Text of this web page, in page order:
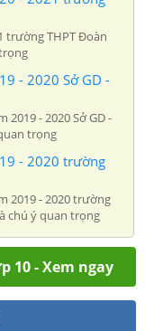
trường THPT Đoàn
- 2020 Sở GD -
- 2020 Sở GD -
trọng
- 2020 trường
2019 - 2020 trường
chú ý quan trọng
10 - Xem ngay